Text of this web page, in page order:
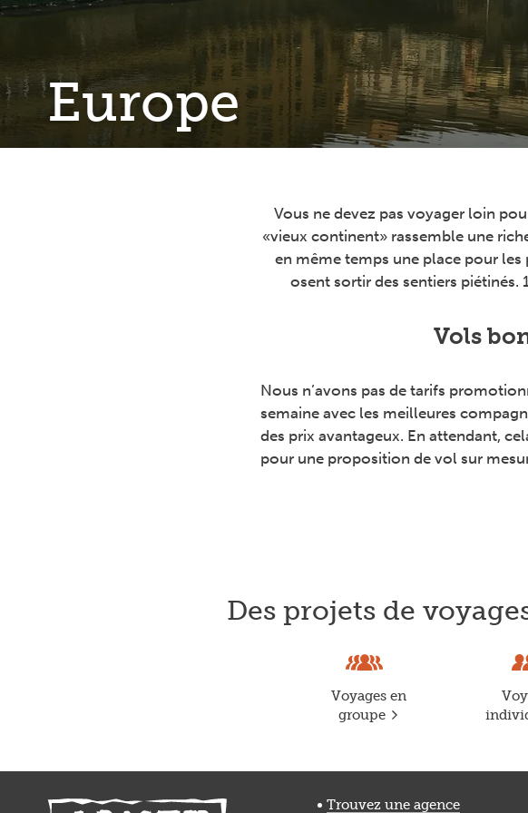
Europe
Vous ne devez pas voyager loin
«vieux continent» rassemble une
en même temps une place pour les
osent sortir des sentiers piétinés.
Vols
Nous n’avons pas de tarifs
semaine avec les meilleures
des prix avantageux. En attendant,
pour une proposition de vol sur
Des projets de
Voyages en
groupe
Trouvez une agence